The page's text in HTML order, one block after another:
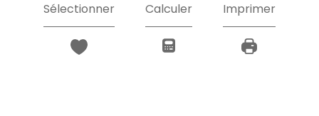
Sélectionner Calculer Imprimer